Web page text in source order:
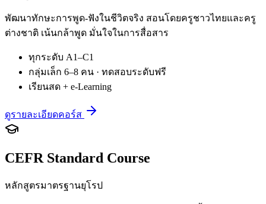
พัฒนาทักษะการพูด-ฟังในชีวิตจริง สอนโดยครูชาวไทยและครู
ต่างชาติ เน้นกล้าพูด มั่นใจในการสื่อสาร
ทุกระดับ A1–C1
กลุ่มเล็ก 6–8 คน · ทดสอบระดับฟรี
เรียนสด + e-Learning
ดูรายละเอียดคอร์ส
CEFR Standard Course
หลักสูตรมาตรฐานยุโรป